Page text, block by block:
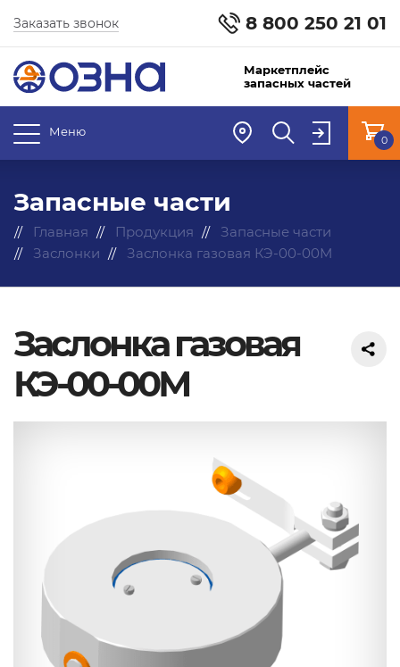
8 800 250 21 01
Заказать звонок
Маркетплейс
запасных частей
Меню
0
Запасные части
Главная Продукция
Запасные части
Заслонки
Заслонка газовая КЭ-00-00М
Заслонка газовая
КЭ-00-00М